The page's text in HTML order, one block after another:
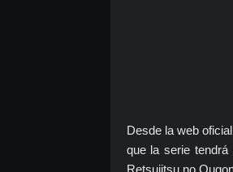
Desde la web
que la serie